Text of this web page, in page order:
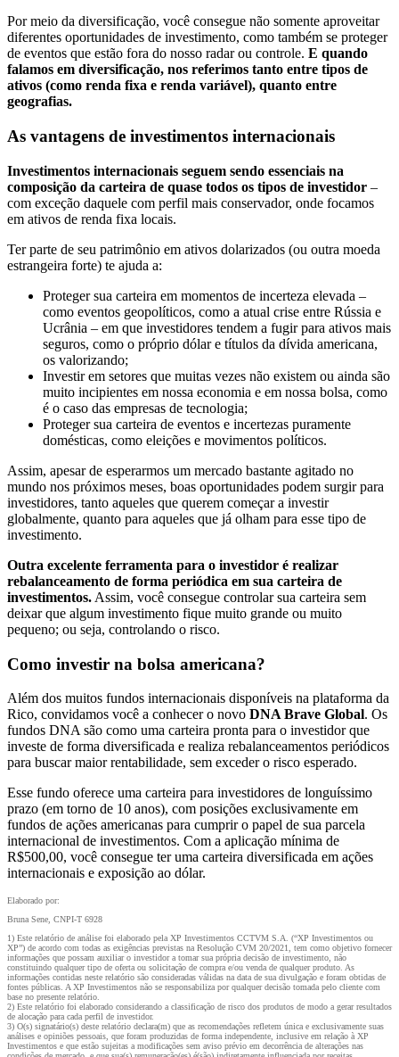
Por meio da diversificação, você consegue não somente aproveitar
diferentes oportunidades de investimento, como também se proteger
de eventos que estão fora do nosso radar ou controle. E quando
falamos em diversificação, nos referimos tanto entre tipos de
ativos (como renda fixa e renda variável), quanto entre
geografias.
As vantagens de investimentos internacionais
Investimentos internacionais seguem sendo essenciais na
composição da carteira de quase todos os tipos de investidor –
com exceção daquele com perfil mais conservador, onde focamos
em ativos de renda fixa locais.
Ter parte de seu patrimônio em ativos dolarizados (ou outra moeda
estrangeira forte) te ajuda a:
Proteger sua carteira em momentos de incerteza elevada –
como eventos geopolíticos, como a atual crise entre Rússia e
Ucrânia – em que investidores tendem a fugir para ativos mais
seguros, como o próprio dólar e títulos da dívida americana,
os valorizando;
Investir em setores que muitas vezes não existem ou ainda são
muito incipientes em nossa economia e em nossa bolsa, como
é o caso das empresas de tecnologia;
Proteger sua carteira de eventos e incertezas puramente
domésticas, como eleições e movimentos políticos.
Assim, apesar de esperarmos um mercado bastante agitado no
mundo nos próximos meses, boas oportunidades podem surgir para
investidores, tanto aqueles que querem começar a investir
globalmente, quanto para aqueles que já olham para esse tipo de
investimento.
Outra excelente ferramenta para o investidor é realizar
rebalanceamento de forma periódica em sua carteira de
investimentos. Assim, você consegue controlar sua carteira sem
deixar que algum investimento fique muito grande ou muito
pequeno; ou seja, controlando o risco.
Como investir na bolsa americana?
Além dos muitos fundos internacionais disponíveis na plataforma da
Rico, convidamos você a conhecer o novo DNA Brave Global. Os
fundos DNA são como uma carteira pronta para o investidor que
investe de forma diversificada e realiza rebalanceamentos periódicos
para buscar maior rentabilidade, sem exceder o risco esperado.
Esse fundo oferece uma carteira para investidores de longuíssimo
prazo (em torno de 10 anos), com posições exclusivamente em
fundos de ações americanas para cumprir o papel de sua parcela
internacional de investimentos. Com a aplicação mínima de
R$500,00, você consegue ter uma carteira diversificada em ações
internacionais e exposição ao dólar.
Elaborado por:
Bruna Sene, CNPI-T 6928
1) Este relatório de análise foi elaborado pela XP Investimentos CCTVM S.A. (“XP Investimentos ou
XP”) de acordo com todas as exigências previstas na Resolução CVM 20/2021, tem como objetivo fornecer
informações que possam auxiliar o investidor a tomar sua própria decisão de investimento, não
constituindo qualquer tipo de oferta ou solicitação de compra e/ou venda de qualquer produto. As
informações contidas neste relatório são consideradas válidas na data de sua divulgação e foram obtidas de
fontes públicas. A XP Investimentos não se responsabiliza por qualquer decisão tomada pelo cliente com
base no presente relatório.
2) Este relatório foi elaborado considerando a classificação de risco dos produtos de modo a gerar resultados
de alocação para cada perfil de investidor.
3) O(s) signatário(s) deste relatório declara(m) que as recomendações refletem única e exclusivamente suas
análises e opiniões pessoais, que foram produzidas de forma independente, inclusive em relação à XP
Investimentos e que estão sujeitas a modificações sem aviso prévio em decorrência de alterações nas